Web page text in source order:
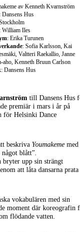
av Kenneth Kvarnström
: Dansens Hus
: William Iles
: Erika Turunen
: Sofia Karlsson, Kai
Valtteri Raekallio, Janne
aho, Kenneth Bruun Carlson
: Dansens Hus
till Dansens Hus
premiär i mars i år på
för Helsinki Dance
beskriva Youmakeme med
blått”.
bryter upp sin strängt
att låta dansarna prata
vokabulären med sin
moment där koreografin
flödande vatten.